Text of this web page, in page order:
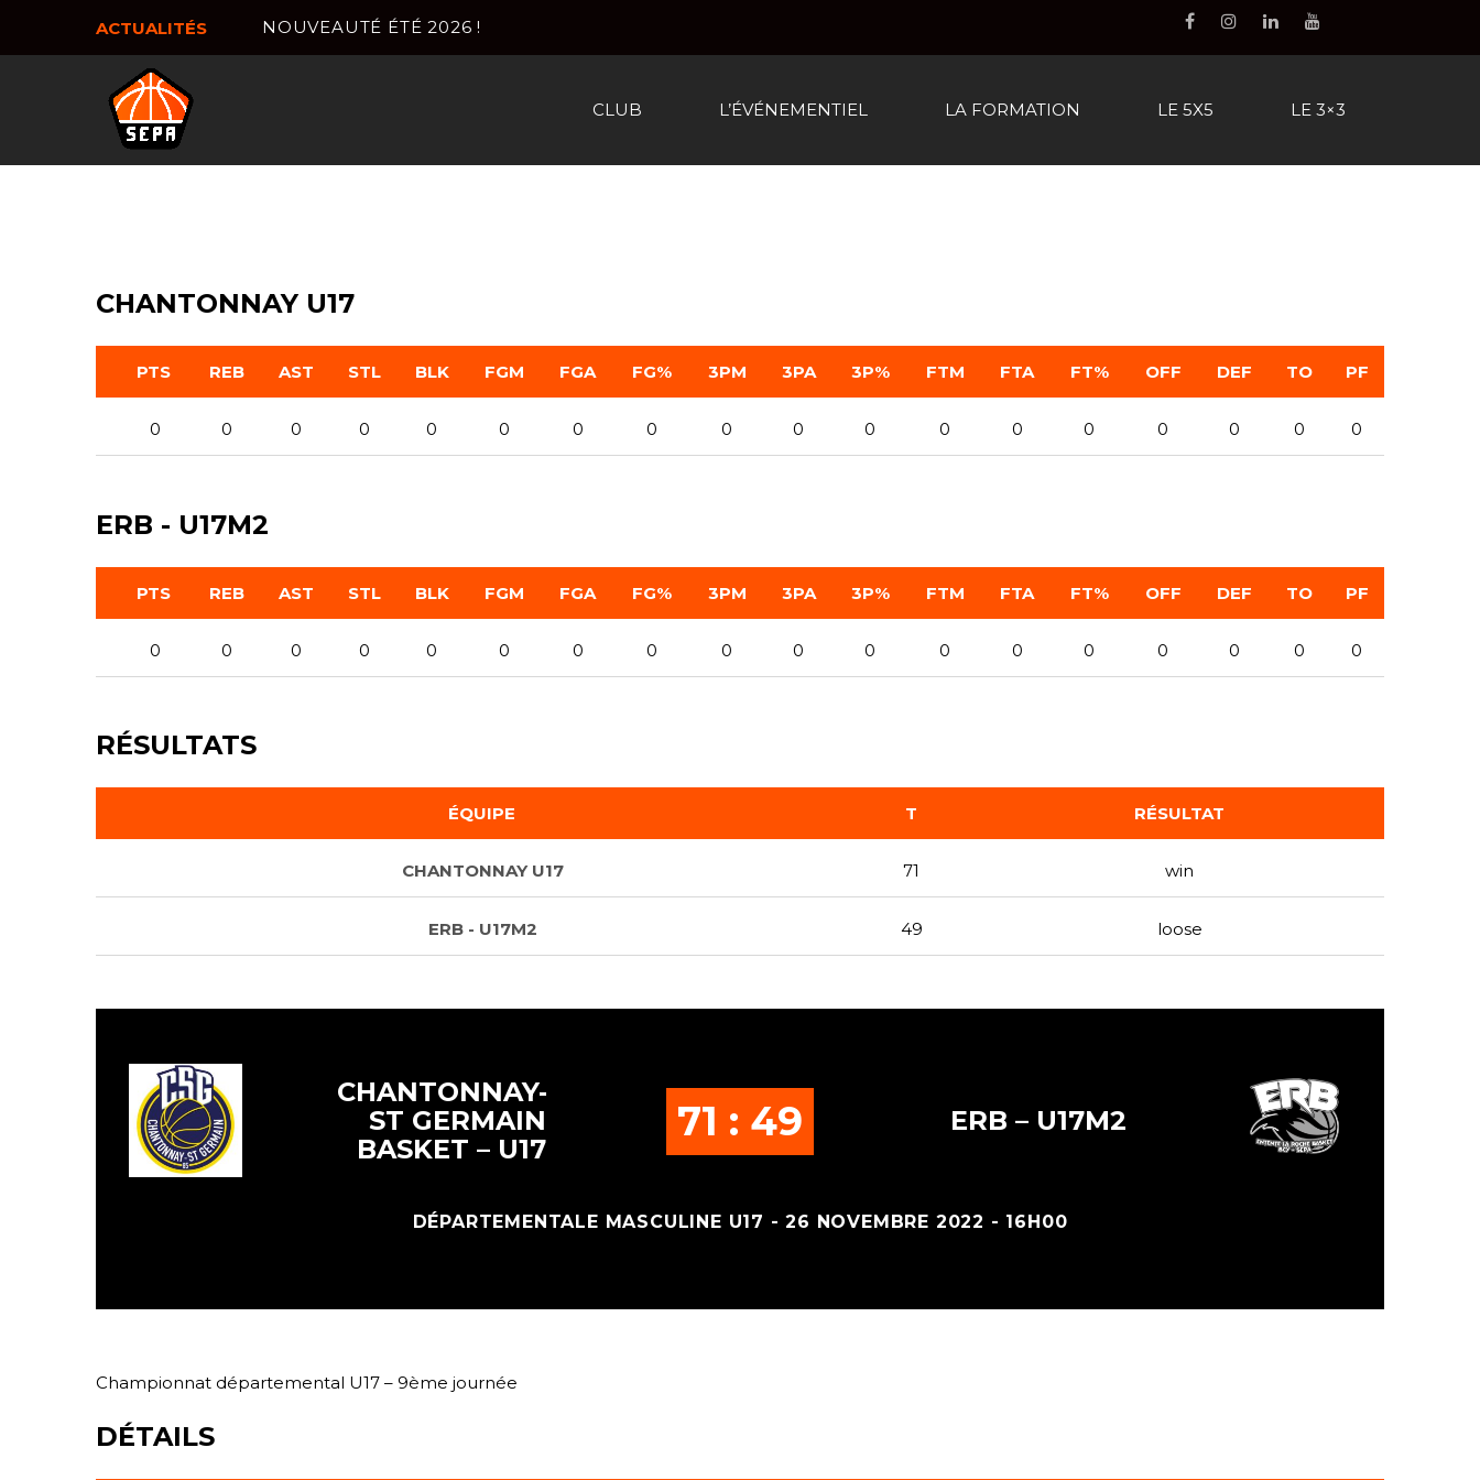
ACTUALITÉS NOUVEAUTÉ ÉTÉ 2026 !
CLUB L’ÉVÉNEMENTIEL LA FORMATION LE 5X5 LE 3×3
CHANTONNAY U17
PTS REB AST STL BLK FGM FGA FG% 3PM 3PA 3P% FTM FTA FT% OFF DEF TO PF
0 0 0 0 0 0 0 0 0 0 0 0 0 0 0 0 0 0
ERB - U17M2
PTS REB AST STL BLK FGM FGA FG% 3PM 3PA 3P% FTM FTA FT% OFF DEF TO PF
0 0 0 0 0 0 0 0 0 0 0 0 0 0 0 0 0 0
RÉSULTATS
ÉQUIPE T RÉSULTAT
CHANTONNAY U17 71 win
ERB - U17M2 49 loose
CHANTONNAY-
ST GERMAIN
BASKET – U17
71 : 49 ERB – U17M2
DÉPARTEMENTALE MASCULINE U17 - 26 NOVEMBRE 2022 - 16H00
Championnat départemental U17 – 9ème journée
DÉTAILS